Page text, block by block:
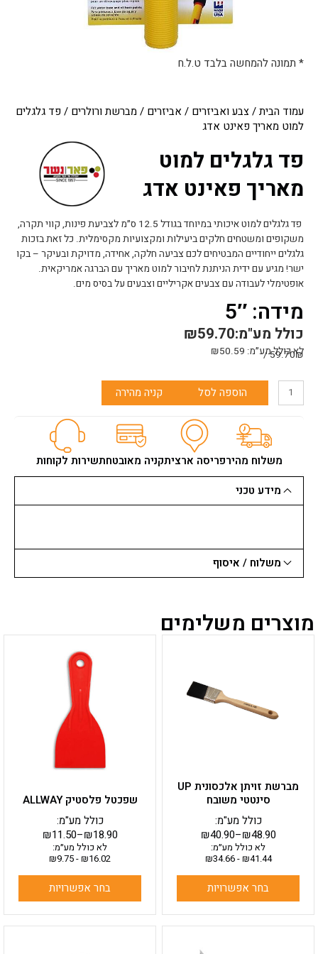
עמוד הבית/צבע ואביזרים / אביזרים /מברשת ורולרים / פד גלגלים
למוט מאריך פאינט אדג
פד גלגלים למוט
מאריך פאינט אדג
פד גלגלים למוט איכותי במיוחד בגודל 12.5 ס״מ לצביעת פינות, קווי תקרה,
משקופים ומשטחים חלקים ביעילות ומקצועיות מקסימלית. כל זאת בזכות
גלגלים ייחודיים המבטיחים לכם צביעה חלקה, אחידה, מדויקת ובעיקר – בקו
ישר! מגיע עם ידית הניתנת לחיבור למוט מאריך עם הברגה אמריקאית.
אופטימלי לעבודה עם צבעים אקריליים וצבעים על בסיס מים.
מידה: 5″
₪59.70כולל מע"מ:
לא כולל מע״מ: ₪50.59
59.70₪ /
כמות
מאריך
הוספה לסל קניה מהירה
משלוח מהירפריסה ארציתקניה מאובטחתשירות לקוחות
מידע טכני
משלוח / איסוף
* תמונה להמחשה בלבד ט.ל.ח
מוצרים משלימים
מברשת זויתן אלכסונית UP
סינטטי משובח
₪40.90–₪48.90
כולל מע"מ:
לא כולל מע״מ:
₪41.44
-
₪34.66
בחר אפשרויות
מספר
סוגים.
המוצר
שפכטל פלסטיק ALLWAY
₪11.50–₪18.90
כולל מע"מ:
לא כולל מע״מ:
₪16.02
-
₪9.75
בחר אפשרויות
זה
יש
מספר
סוגים.
ניתן
לבחור
האפשרויות